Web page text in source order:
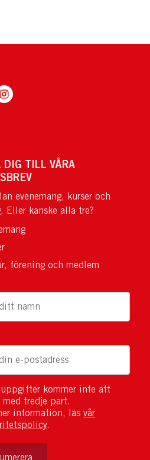
DIG TILL VÅRA
evenemang, kurser och
Eller kanske alla tre?
förening och medlem
kommer inte att
med tredje part.
information, läs vår
.